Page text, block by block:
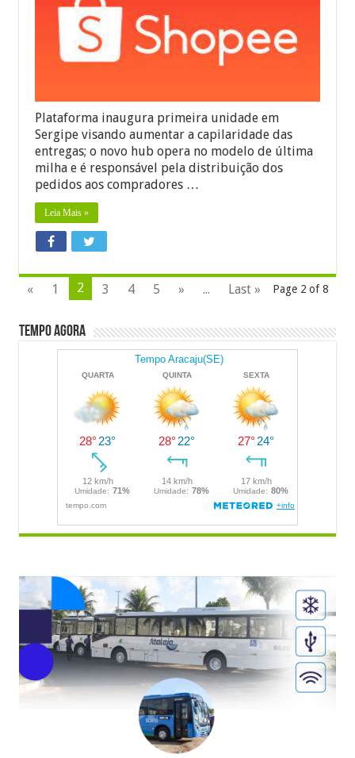
novo
centro
logístico
Plataforma inaugura primeira unidade em
Sergipe visando aumentar a capilaridade das
entregas; o novo hub opera no modelo de última
milha e é responsável pela distribuição dos
pedidos aos compradores …
Leia Mais »
Page 2 of 8
« 1 2 3 4 5 » ... Last »
Tempo Agora